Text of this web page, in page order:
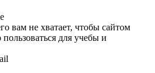
вам не хватает, чтобы сайтом
для учебы и